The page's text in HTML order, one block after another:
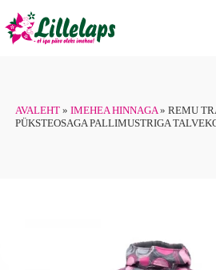
content
AVALEHT » IMEHEA HINNAGA» REMU
PÜKSTEOSAGA PALLIMUSTRIGA